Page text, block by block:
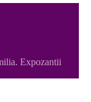
Expozantii